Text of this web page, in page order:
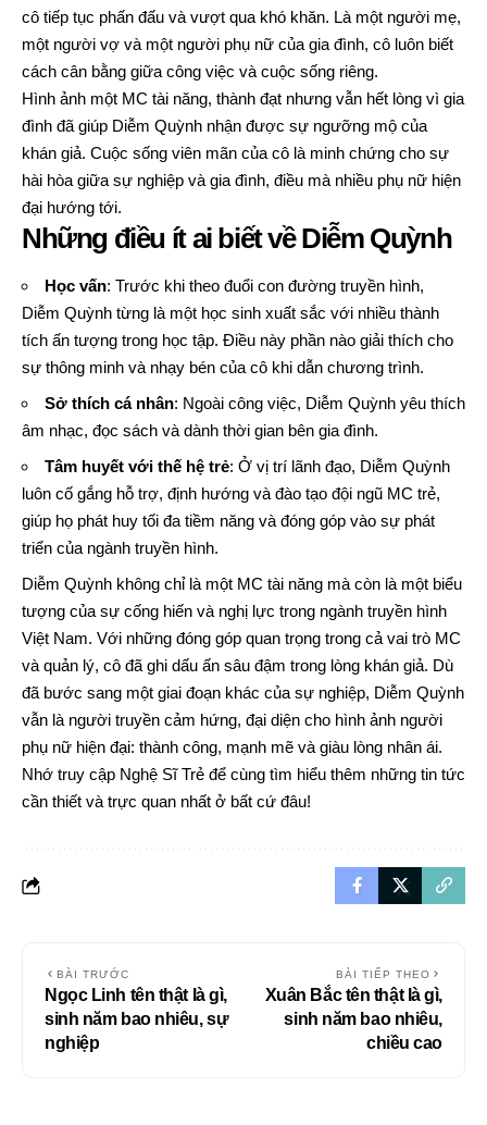
cô tiếp tục phấn đấu và vượt qua khó khăn. Là một người mẹ,
một người vợ và một người phụ nữ của gia đình, cô luôn biết
cách cân bằng giữa công việc và cuộc sống riêng.
Hình ảnh một MC tài năng, thành đạt nhưng vẫn hết lòng vì gia
đình đã giúp Diễm Quỳnh nhận được sự ngưỡng mộ của
khán giả. Cuộc sống viên mãn của cô là minh chứng cho sự
hài hòa giữa sự nghiệp và gia đình, điều mà nhiều phụ nữ hiện
đại hướng tới.
Những điều ít ai biết về Diễm Quỳnh
Học vấn: Trước khi theo đuổi con đường truyền hình,
Diễm Quỳnh từng là một học sinh xuất sắc với nhiều thành
tích ấn tượng trong học tập. Điều này phần nào giải thích cho
sự thông minh và nhạy bén của cô khi dẫn chương trình.
Sở thích cá nhân: Ngoài công việc, Diễm Quỳnh yêu thích
âm nhạc, đọc sách và dành thời gian bên gia đình.
Tâm huyết với thế hệ trẻ: Ở vị trí lãnh đạo, Diễm Quỳnh
luôn cố gắng hỗ trợ, định hướng và đào tạo đội ngũ MC trẻ,
giúp họ phát huy tối đa tiềm năng và đóng góp vào sự phát
triển của ngành truyền hình.
Diễm Quỳnh không chỉ là một MC tài năng mà còn là một biểu
tượng của sự cống hiến và nghị lực trong ngành truyền hình
Việt Nam. Với những đóng góp quan trọng trong cả vai trò MC
và quản lý, cô đã ghi dấu ấn sâu đậm trong lòng khán giả. Dù
đã bước sang một giai đoạn khác của sự nghiệp, Diễm Quỳnh
vẫn là người truyền cảm hứng, đại diện cho hình ảnh người
phụ nữ hiện đại: thành công, mạnh mẽ và giàu lòng nhân ái.
Nhớ truy cập Nghệ Sĩ Trẻ để cùng tìm hiểu thêm những tin tức
cần thiết và trực quan nhất ở bất cứ đâu!
BÀI TRƯỚC
Ngọc Linh tên thật là gì,
sinh năm bao nhiêu, sự
nghiệp
BÀI TIẾP THEO
Xuân Bắc tên thật là gì,
sinh năm bao nhiêu,
chiều cao